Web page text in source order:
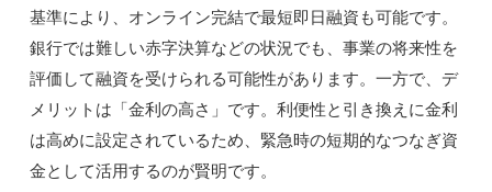
基準により、オンライン完結で最短即日融資も可能です。
銀行では難しい赤字決算などの状況でも、事業の将来性を
評価して融資を受けられる可能性があります。一方で、デ
メリットは「金利の高さ」です。利便性と引き換えに金利
は高めに設定されているため、緊急時の短期的なつなぎ資
金として活用するのが賢明です。